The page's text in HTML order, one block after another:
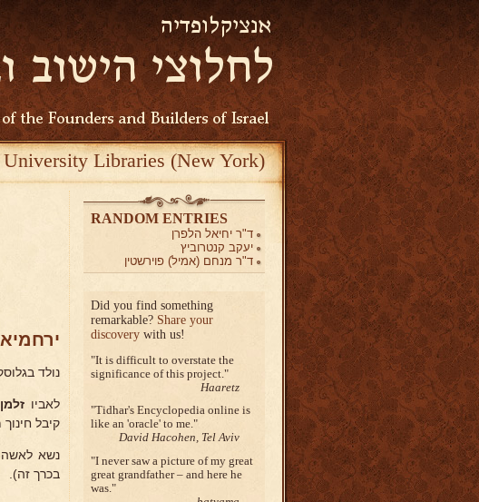
University Libraries (New York)
נולד
לאביו
קיבל חינוך
נשא
בכרך זה).
RANDOM ENTRIES
ד"ר יחיאל הלפרן
יעקב קנטרוביץ
ד"ר מנחם (אמיל) פוירשטין
Did you find something
remarkable? Share your
discovery with us!
It is difficult to overstate the
significance of this project.
Haaretz
Tidhar's Encyclopedia online is
like an 'oracle' to me.
David Hacohen, Tel Aviv
I never saw a picture of my great
great grandfather – and here he
was.